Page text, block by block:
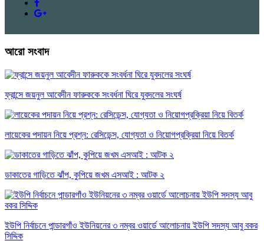
আরো সংবাদ
ফ্রান্সে জয়নুল আবেদীন ফারুককে সংবর্ধনা ঘিরে যুবদলের সংঘর্ষ
লায়েকের পদায়ন নিয়ে প্রশ্ন: রেসিডেন্স, যোগ্যতা ও নিয়োগপ্রক্রিয়া নিয়ে বিতর্ক
ডাকাতের গাড়িতে ঝাঁপ, কুপিয়ে জখম এসআই : আটক ২
ইউপি নির্বাচনে পান্ডারগাঁও ইউনিয়নের ৩ নম্বর ওয়ার্ডে আলোচনায় ইউপি সদস্য আবু বকর
সিদ্দিক